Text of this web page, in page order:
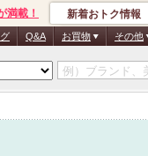
満載！ 新着おトク情報
Q&A お買物 その他
ん
認
証